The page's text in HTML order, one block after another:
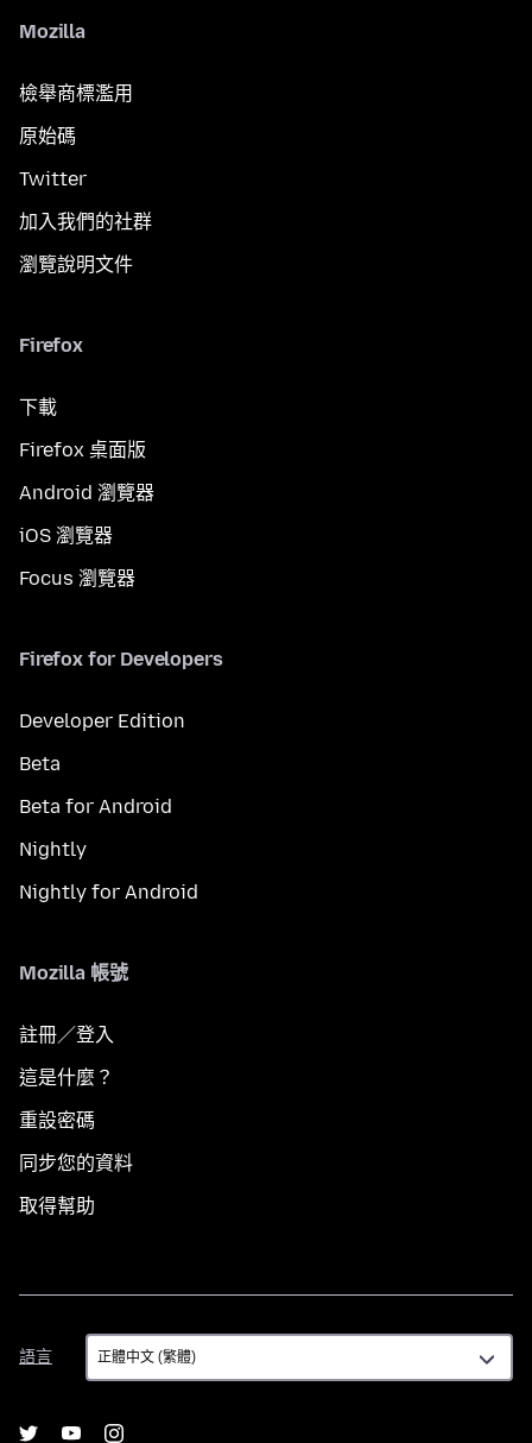
Mozilla
檢舉商標濫用
原始碼
Twitter
加入我們的社群
瀏覽說明文件
Firefox
下載
Firefox 桌面版
Android 瀏覽器
iOS 瀏覽器
Focus 瀏覽器
Firefox for Developers
Developer Edition
Beta
Beta for Android
Nightly
Nightly for Android
Mozilla 帳號
註冊／登入
這是什麼？
重設密碼
同步您的資料
取得幫助
語言
語
言